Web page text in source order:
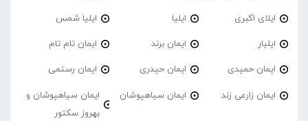
ایلای اکبری ایلیا ایلیا شمس
ایلیار ایمان برند ایمان تام تام
ایمان حمیدی ایمان حیدری ایمان رستمی
ایمان زارعی زند ایمان سیاهپوشان
ایمان سیاهپوشان و
بهروز سکتور